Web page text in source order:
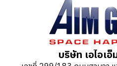
บริษัท เอไอเ